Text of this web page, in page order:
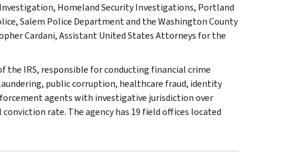
Homeland Security Investigations, Portland
Salem Police Department and the Washington County
Cardani, Assistant United States Attorneys for the
the IRS, responsible for conducting financial crime
public corruption, healthcare fraud, identity
agents with investigative jurisdiction over
rate. The agency has 19 field offices located